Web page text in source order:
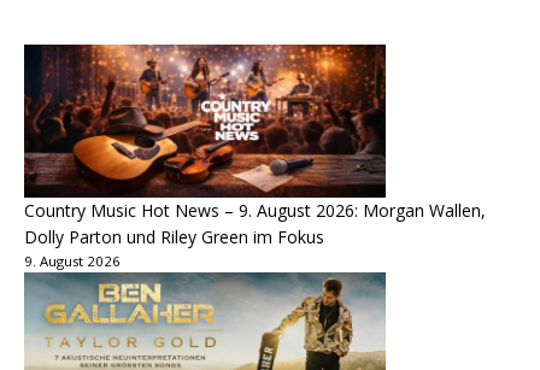
Country Music Hot News – 9. August 2026: Morgan Wallen,
Dolly Parton und Riley Green im Fokus
9. August 2026